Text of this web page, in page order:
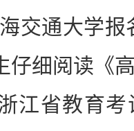
交通大学
仔细阅读《
江省教育